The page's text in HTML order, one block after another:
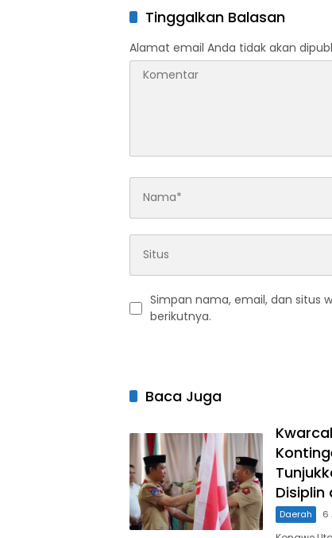
Tinggalkan Balasan
Alamat email Anda tidak akan
Simpan nama, email, dan situs
berikutnya.
Baca Juga
Disiplin
Daerah 6